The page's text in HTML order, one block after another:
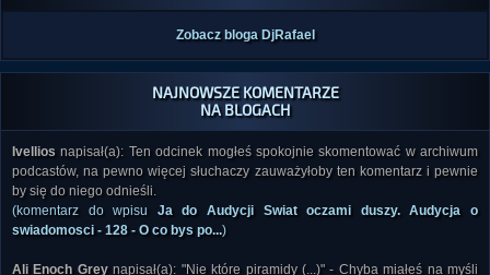
Zobacz bloga DjRafael
NAJNOWSZE KOMENTARZE
NA BLOGACH
Ivellios napisał(a): Ten odcinek mogłeś spokojnie skomentować w archiwum
podcastów, na pewno więcej słuchaczy zauważyłoby ten komentarz i pewnie
by się do niego odnieśli.
(komentarz do wpisu Ja do Audycji Swiat oczami duszy. Audycja o
swiadomosci - 128 - O co bys po...)
Ali Enoch Greynapisał(a): "Nie które piramidy (...)" - Chyba miałeś na myśli